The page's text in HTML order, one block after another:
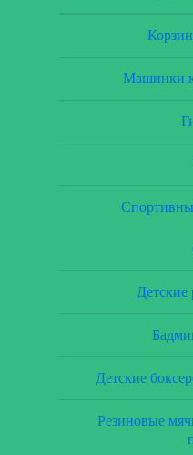
Машинки
Детские
Детские
Резиновые